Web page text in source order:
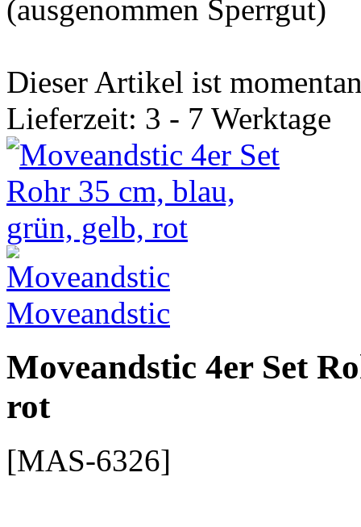
(ausgenommen Sperrgut)
Dieser Artikel ist
Lieferzeit: 3 - 7 Werktage
Moveandstic
Moveandstic 4er Set
rot
[MAS-6326]